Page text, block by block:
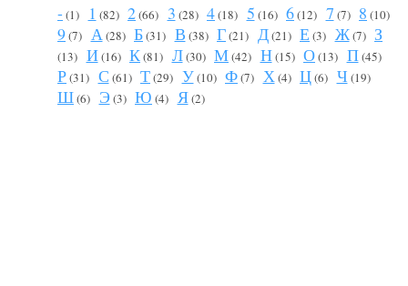
-(1) 1 (82) 2(66) 3 (28) 4(18) 5 (16) 6(12) 7 (7) 8 (10)
9(7) А(28) Б(31) В (38) Г(21) Д(21) Е (3) Ж(7) З
(13) И(16) К(81) Л(30) М(42) Н(15) О(13) П(45)
Р(31) С (61) Т(29) У(10) Ф(7) Х(4) Ц(6) Ч (19)
Ш(6) Э (3) Ю (4) Я(2)